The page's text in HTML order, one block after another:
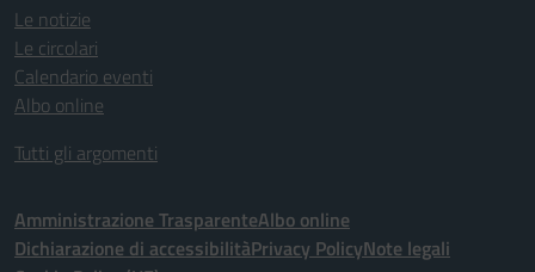
Le notizie
Le circolari
Calendario eventi
Albo online
Tutti gli argomenti
Amministrazione TrasparenteAlbo online
Dichiarazione di accessibilitàPrivacy PolicyNote legali